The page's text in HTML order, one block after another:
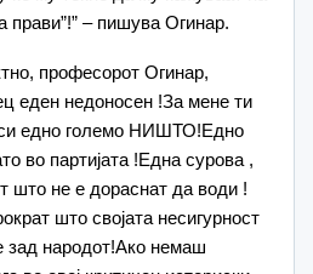
прави”!” – пишува Огинар.
професорот Огинар,
еден недоносен !За мене ти
едно големо НИШТО!Едно
во партијата !Една сурова ,
што не е дораснат да води !
што својата несигурност
зад народот!Ако немаш